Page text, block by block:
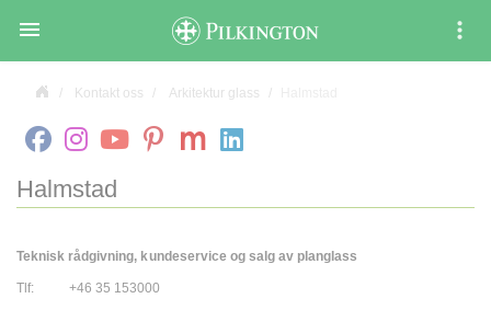

Kontakt oss Arkitektur glass
Halmstad
Teknisk rådgivning, kundeservice og salg av planglass
Tlf: +46 35 153000